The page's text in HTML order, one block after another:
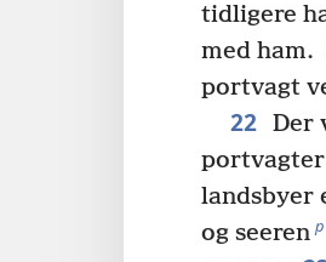
tidligere
med ham.
portvagt
22 Der
landsbyer
og seeren p